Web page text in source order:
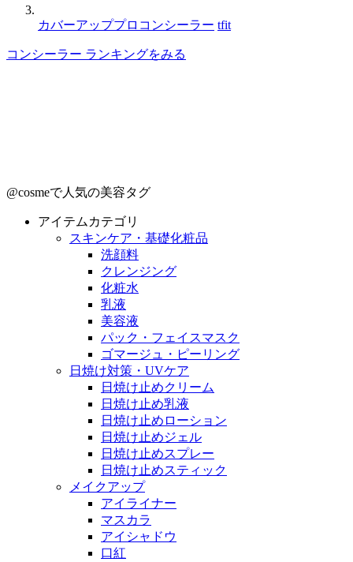
カバーアッププロコンシーラー tfit
コンシーラー ランキングをみる
@cosmeで人気の美容タグ
アイテムカテゴリ
スキンケア・基礎化粧品
洗顔料
クレンジング
化粧水
乳液
美容液
パック・フェイスマスク
ゴマージュ・ピーリング
日焼け対策・UVケア
日焼け止めクリーム
日焼け止め乳液
日焼け止めローション
日焼け止めジェル
日焼け止めスプレー
日焼け止めスティック
メイクアップ
アイライナー
マスカラ
アイシャドウ
口紅